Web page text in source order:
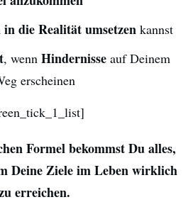
die Realität umsetzen kannst
, wenn Hindernisse auf Deinem
erscheinen
Formel bekommst Du alles,
Deine Ziele im Leben wirklich
erreichen.